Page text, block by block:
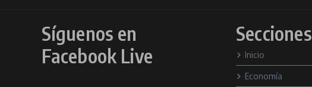
Síguenos en
Facebook Live
Secciones
Inicio
Economía